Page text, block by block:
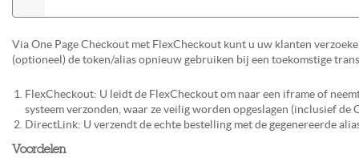
Via One Page Checkout met FlexCheckout kunt u uw klanten
(optioneel) de token/alias opnieuw gebruiken bij een toekomstige
FlexCheckout: U leidt de FlexCheckout om naar een iframe of
systeem verzonden, waar ze veilig worden opgeslagen (inclusief de
DirectLink: U verzendt de echte bestelling met de gegenereerde
Voordelen